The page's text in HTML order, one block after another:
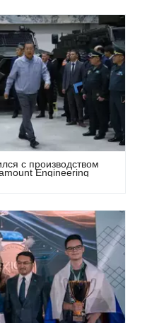
с производством
Engineering